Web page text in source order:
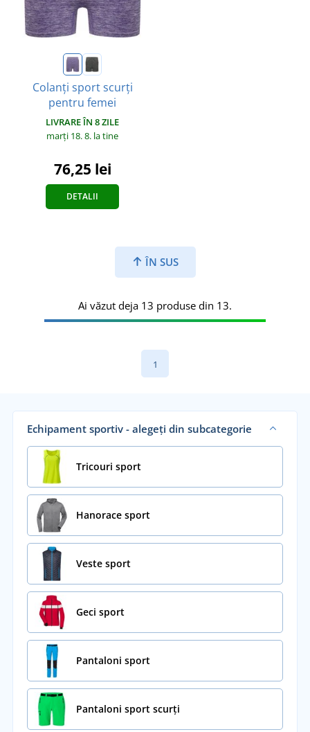
Colanți sport scurți
pentru femei
LIVRARE ÎN 8 ZILE
marți 18. 8. la tine
76,25 lei
DETALII
ÎN SUS
Ai văzut deja 13 produse din 13.
1
Echipament sportiv - alegeți din subcategorie
Tricouri sport
Hanorace sport
Veste sport
Geci sport
Pantaloni sport
Pantaloni sport scurți